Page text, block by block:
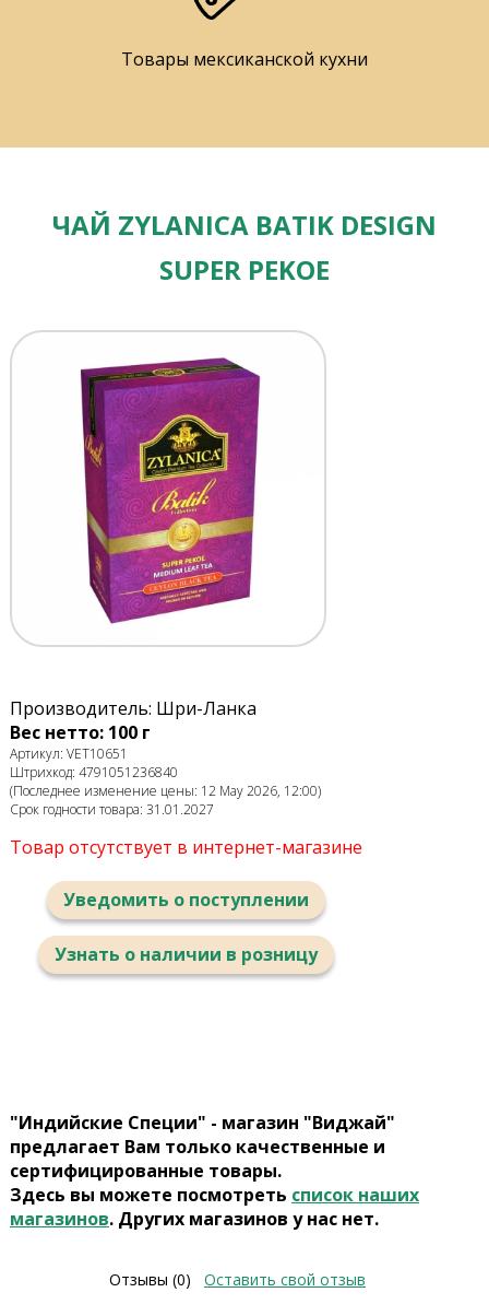
Товары мексиканской кухни
ЧАЙ ZYLANICA BATIK DESIGN
SUPER PEKOE
Производитель: Шри-Ланка
Вес нетто: 100 г
Артикул: VET10651
Штрихкод: 4791051236840
(Последнее изменение цены: 12 May 2026, 12:00)
Срок годности товара: 31.01.2027
Товар отсутствует в интернет-магазине
Уведомить о поступлении
Узнать о наличии в розницу
"Индийские Специи" - магазин "Виджай"
предлагает Вам только качественные и
сертифицированные товары.
Здесь вы можете посмотреть список наших
магазинов. Других магазинов у нас нет.
Отзывы (0) Оставить свой отзыв